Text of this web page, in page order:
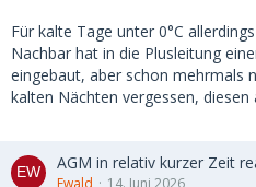
Für kalte Tage unter 0°C
Nachbar hat in die Plusleitung
eingebaut, aber schon mehrmals
kalten Nächten vergessen, diesen
AGM in relativ kurzer Zeit